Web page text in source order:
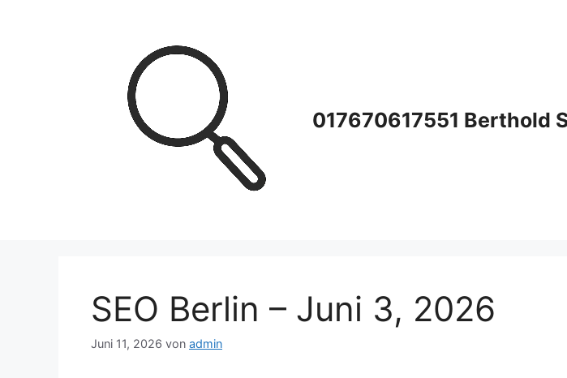
017670617551 Berthold
SEO Berlin – Juni 3, 2026
Juni 11, 2026 von admin